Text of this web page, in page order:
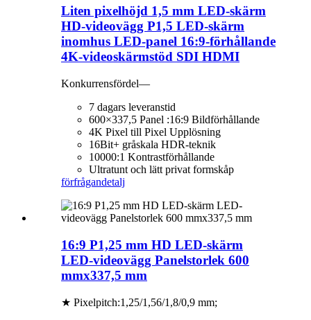
Liten pixelhöjd 1,5 mm LED-skärm
HD-videovägg P1,5 LED-skärm
inomhus LED-panel 16:9-förhållande
4K-videoskärmstöd SDI HDMI
Konkurrensfördel—
7 dagars leveranstid
600×337,5 Panel :16:9 Bildförhållande
4K Pixel till Pixel Upplösning
16Bit+ gråskala HDR-teknik
10000:1 Kontrastförhållande
Ultratunt och lätt privat formskåp
förfrågandetalj
16:9 P1,25 mm HD LED-skärm
LED-videovägg Panelstorlek 600
mmx337,5 mm
★ Pixelpitch:1,25/1,56/1,8/0,9 mm;